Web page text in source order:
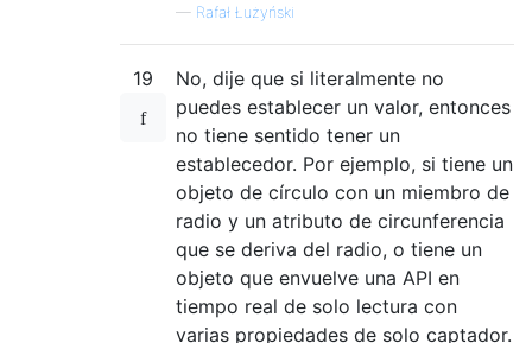
— Rafał Łużyński
19
No, dije que si literalmente no
puedes establecer un valor, entonces
no tiene sentido tener un
establecedor. Por ejemplo, si tiene un
objeto de círculo con un miembro de
radio y un atributo de circunferencia
que se deriva del radio, o tiene un
objeto que envuelve una API en
tiempo real de solo lectura con
varias propiedades de solo captador.